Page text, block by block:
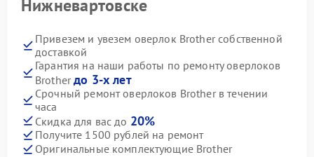
Нижневартовске
Привезем и увезем оверлок Brother собственной
доставкой
Гарантия на наши работы по ремонту оверлоков
Brotherдо 3-х лет
Срочный ремонт оверлоков Brother в течении
часа
Скидка для вас до 20%
Получите 1500 рублей на ремонт
Оригинальные комплектующие Brother